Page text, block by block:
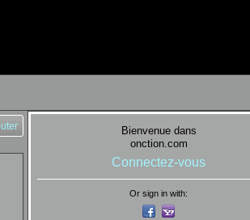
Bienvenue dans
onction.com
Connectez-vous
Or sign in with: